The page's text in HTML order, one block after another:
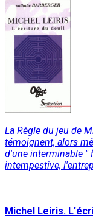
La Règle du jeu de
témoignent, alors
d'une interminable "
intempestive,
Michel Leiris.